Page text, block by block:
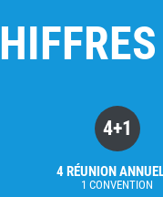
4+1
4 RÉUNION
1 CONVENTION